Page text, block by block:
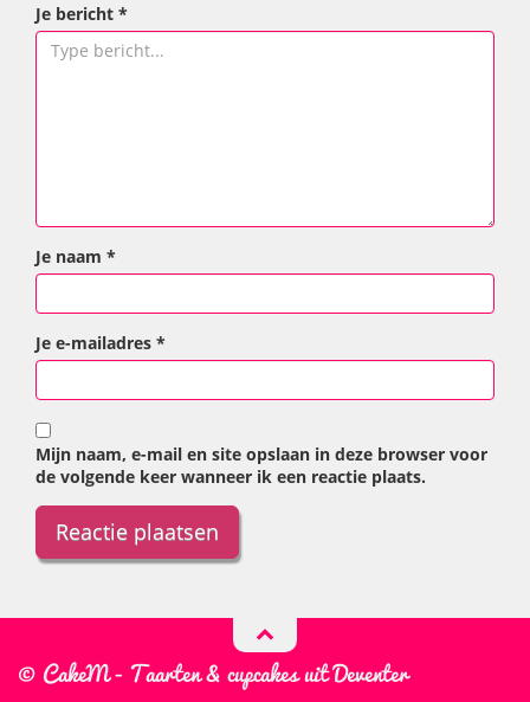
Je bericht *
Je naam *
Je e-mailadres *
Mijn naam, e-mail en site opslaan in deze browser voor
de volgende keer wanneer ik een reactie plaats.
© CakeM - Taarten & cupcakes uit Deventer